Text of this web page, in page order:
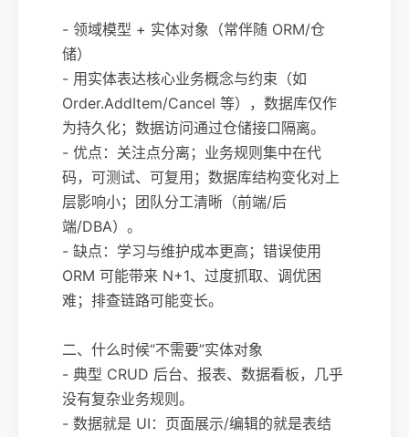
- 领域模型 + 实体对象（常伴随 ORM/仓
储）
- 用实体表达核心业务概念与约束（如
Order.AddItem/Cancel 等），数据库仅作
为持久化；数据访问通过仓储接口隔离。
- 优点：关注点分离；业务规则集中在代
码，可测试、可复用；数据库结构变化对上
层影响小；团队分工清晰（前端/后
端/DBA）。
- 缺点：学习与维护成本更高；错误使用
ORM 可能带来 N+1、过度抓取、调优困
难；排查链路可能变长。
二、什么时候“不需要”实体对象
- 典型 CRUD 后台、报表、数据看板，几乎
没有复杂业务规则。
- 数据就是 UI：页面展示/编辑的就是表结